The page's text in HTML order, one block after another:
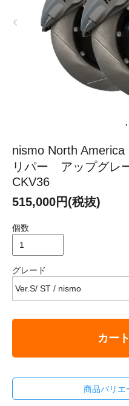
nismo North
リパー アップグレ
CKV36
515,000円(税抜)
個数
グレード
カー
商品バリエ